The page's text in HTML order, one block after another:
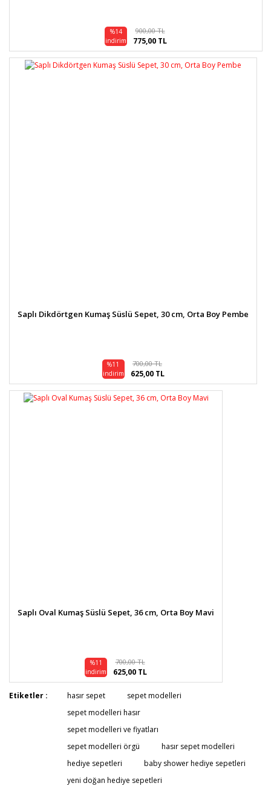
%14
indirim
900,00 TL
775,00 TL
Saplı Dikdörtgen Kumaş Süslü Sepet, 30 cm, Orta Boy Pembe
%11
indirim
700,00 TL
625,00 TL
Saplı Oval Kumaş Süslü Sepet, 36 cm, Orta Boy Mavi
%11
indirim
700,00 TL
625,00 TL
Etiketler : hasır sepet
sepet modelleri
sepet modelleri hasır
sepet modelleri ve fiyatları
sepet modelleri örgü
hasır sepet modelleri
hediye sepetleri
baby shower hediye sepetleri
yeni doğan hediye sepetleri